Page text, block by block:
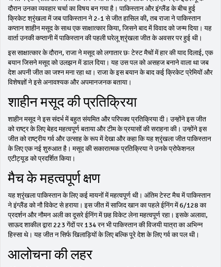
दौरान उनका व्यवहार चर्चा का विषय बन गया है। पाकिस्तान और इंग्लैंड के बीच हुई
क्रिकेट श्रृंखला में जब पाकिस्तान ने 2-1 से जीत हासिल की, तब राजा ने पाकिस्तान
कप्तान शाहीन मसूद के साथ एक साक्षात्कार किया, जिसने बाद में विवाद को जन्म दिया। यह
वार्ता उनकी कप्तानी में पाकिस्तान की पहली घरेलू श्रृंखला जीत के अवसर पर हुई थी।
इस साक्षात्कार के दौरान, राजा ने मसूद को लगातार छः टेस्ट मैचों में हार की याद दिलाई, एक
बयान जिसने मसूद को उलझन में डाल दिया। यह उस पल को असहज बनाने वाला था जब
देश अपनी जीत का जश्न मना रहा था। राजा के इस बयान के बाद कई क्रिकेट प्रेमियों और
विशेषज्ञों ने इसे अनावश्यक और अपमानजनक बताया।
शाहीन मसूद की प्रतिक्रिया
शाहीन मसूद ने इस संदर्भ में बहुत संयमित और परिपक्व प्रतिक्रिया दी। उन्होंने इस जीत
को राष्ट्र के लिए बेहद महत्वपूर्ण बताया और टीम के प्रयासों की सराहना की। उन्होंने इस
जीत को राष्ट्रीय गर्व और उत्साह के रूप में देखा और कहा कि यह श्रृंखला जीत पाकिस्तान
के लिए एक नई शुरुआत है। मसूद की सकारात्मक प्रतिक्रिया ने उनके प्रोफेशनल
एटीट्यूड को प्रदर्शित किया।
मैच के महत्वपूर्ण क्षण
यह श्रृंखला पाकिस्तान के लिए कई मायनों में महत्वपूर्ण थी। अंतिम टेस्ट मैच में पाकिस्तान
ने इंग्लैंड को नौ विकेट से हराया। इस जीत में साजिद खान का पहले ईनिंग में 6/128 का
प्रदर्शन और नौमन अली का दूसरे ईनिंग में छह विकेट लेना महत्वपूर्ण रहा। इसके अलावा,
साऊद शाकील द्वारा 223 गेंदों पर 134 रन भी पाकिस्तान की विजयी यात्रा का अभिन्न
हिस्सा थे। यह जीत न सिर्फ खिलाड़ियों के लिए बल्कि पूरे देश के लिए गर्व का पल थी।
आलोचना की लहर